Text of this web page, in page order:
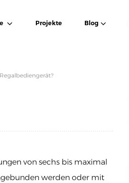
Projekte Blog
von sechs bis maximal
werden oder mit